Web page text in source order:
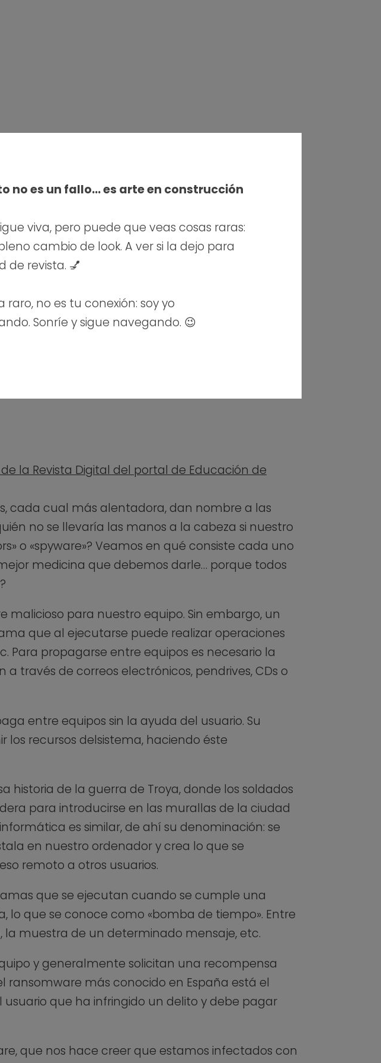
la Revista Digital del portal de Educación de
cada cual más alentadora, dan nombre a las
no se llevaría las manos a la cabeza si nuestro
o «spyware»? Veamos en qué consiste cada uno
medicina que debemos darle… porque todos
malicioso para nuestro equipo. Sin embargo, un
que al ejecutarse puede realizar operaciones
Para propagarse entre equipos es necesario la
través de correos electrónicos, pendrives, CDs o
entre equipos sin la ayuda del usuario. Su
los recursos delsistema, haciendo éste
historia de la guerra de Troya, donde los soldados
para introducirse en las murallas de la ciudad
es similar, de ahí su denominación: se
en nuestro ordenador y crea lo que se
remoto a otros usuarios.
que se ejecutan cuando se cumple una
que se conoce como «bomba de tiempo». Entre
muestra de un determinado mensaje, etc.
y generalmente solicitan una recompensa
más conocido en España está el
usuario que ha infringido un delito y debe pagar
que nos hace creer que estamos infectados con
no es un fallo… es arte en construcción
viva, pero puede que veas cosas raras:
cambio de look. A ver si la dejo para
de revista. 💅
raro, no es tu conexión: soy yo
Sonríe y sigue navegando. 😉